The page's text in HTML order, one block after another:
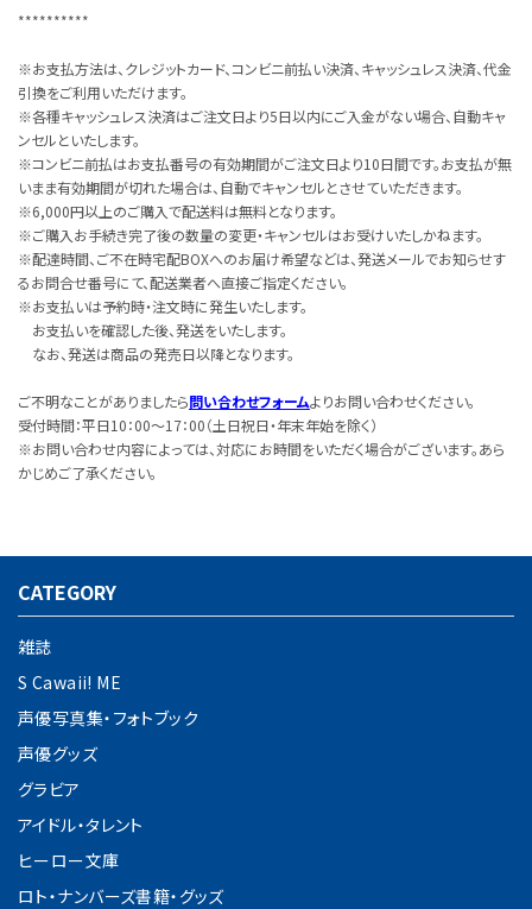
**********
※お支払方法は、クレジットカード、コンビニ前払い決済、キャッシュレス決済、代金
引換をご利用いただけます。
※各種キャッシュレス決済はご注文日より5日以内にご入金がない場合、自動キャ
ンセルといたします。
※コンビニ前払はお支払番号の有効期間がご注文日より10日間です。お支払が無
いまま有効期間が切れた場合は、自動でキャンセルとさせていただきます。
※6,000円以上のご購入で配送料は無料となります。
※ご購入お手続き完了後の数量の変更・キャンセルはお受けいたしかねます。
※配達時間、ご不在時宅配BOXへのお届け希望などは、発送メールでお知らせす
るお問合せ番号にて、配送業者へ直接ご指定ください。
※お支払いは予約時・注文時に発生いたします。
お支払いを確認した後、発送をいたします。
なお、発送は商品の発売日以降となります。
ご不明なことがありましたら問い合わせフォームよりお問い合わせください。
受付時間：平日10：00～17：00（土日祝日・年末年始を除く）
※お問い合わせ内容によっては、対応にお時間をいただく場合がございます。あら
かじめご了承ください。
CATEGORY
雑誌
S Cawaii! ME
声優写真集・フォトブック
声優グッズ
グラビア
アイドル・タレント
ヒーロー文庫
ロト・ナンバーズ書籍・グッズ